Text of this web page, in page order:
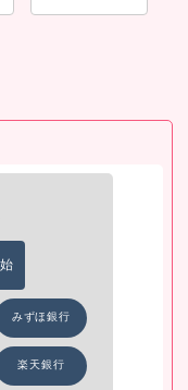
みずほ銀行
楽天銀行